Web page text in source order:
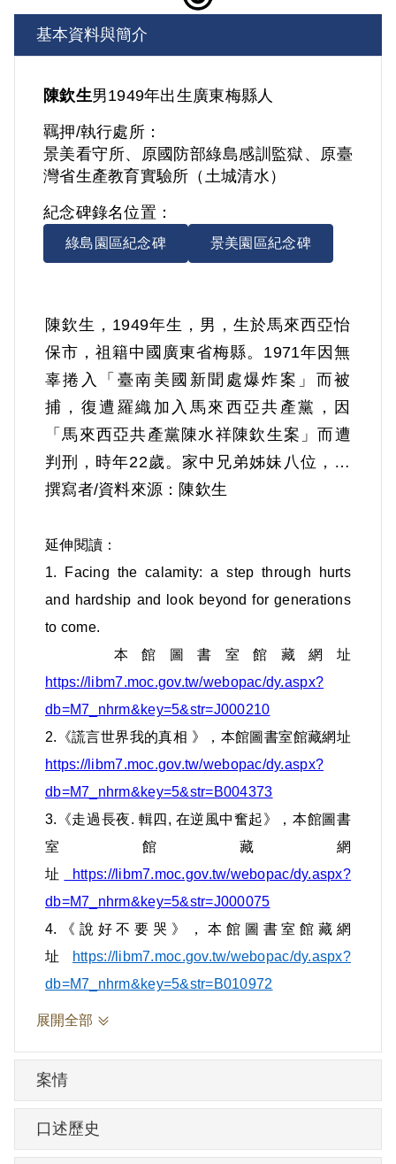
基本資料與簡介
陳欽生男1949年出生 廣東梅縣人
羈押/執行處所：
景美看守所、原國防部綠島感訓監獄、原臺
灣省生產教育實驗所（土城清水）
紀念碑錄名位置：
綠島園區紀念碑 景美園區紀念碑
陳欽生，1949年生，男，生於馬來西亞怡
保市，祖籍中國廣東省梅縣。1971年因無
辜捲入「臺南美國新聞處爆炸案」而被
捕，復遭羅織加入馬來西亞共產黨，因
「馬來西亞共產黨陳水祥陳欽生案」而遭
判刑，時年22歲。家中兄弟姊妹八位，排
行第六。父親陳權榮自幼與其他兄弟姊妹
馬來西亞，棲身於山區，1951年遷移到馬
來西亞霹靂怡保獅尾新村。其父飽讀詩
書，受過良好的教育，因此受到當地政府
的重用，擔任怡保市市政府執行秘書，統
管怡保市管轄的獅尾新村的行政事務，並
協助創辦了獅尾國民小學。陳欽生六歲時
進入此小學就讀，雖是華文小學，但因對
學習華文並不熱衷，因而華文程度極差。
初、高中就讀天主教怡保三德國民中學，
畢業後原計劃前往英國利物浦大學就讀，
但因同班同學邀約，於1967年來到臺灣，
先在僑生大學先修班學習中文，一年後進
入臺南成功大學化工系就讀。因其中文程
度不好，無法了解中文教課書的內容而必
須依賴對照原文教科書，方能趕上功課，
因學長的推薦，常去臺南美國新聞處溫習
功課。
1970年美新處發生爆炸案，因常去美新處
看書而被當年的警備總部調查局指控，懷
撰寫者/資料來源：陳欽生
延伸閱讀：
1. Facing the calamity: a step through hurts
and hardship and look beyond for generations
to come.
本館圖書室館藏網址
https://libm7.moc.gov.tw/webopac/dy.aspx?
db=M7_nhrm&key=5&str=J000210
2.《謊言世界我的真相 》，本館圖書室館藏網址
https://libm7.moc.gov.tw/webopac/dy.aspx?
db=M7_nhrm&key=5&str=B004373
3.《走過長夜. 輯四 , 在逆風中奮起》，本館圖書
室館藏網
址
https://libm7.moc.gov.tw/webopac/dy.aspx?
db=M7_nhrm&key=5&str=J000075
4.《說好不要哭》，本館圖書室館藏網
址
https://libm7.moc.gov.tw/webopac/dy.aspx?
db=M7_nhrm&key=5&str=B010972
展開全部
案情
口述歷史